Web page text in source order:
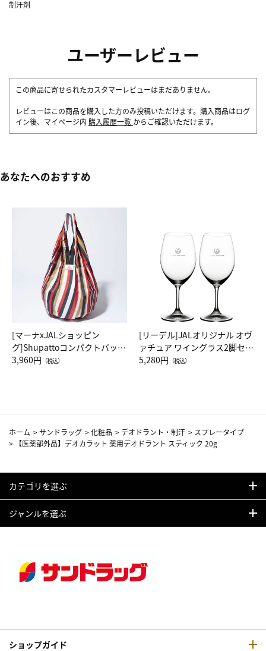
制汗剤
ユーザーレビュー
この商品に寄せられたカスタマーレビューはまだありません。
レビューはこの商品を購入した方のみ投稿いただけます。購入商品はログ
イン後、マイページ内 購入履歴一覧 からご確認いただけます。
あなたへのおすすめ
[マーナxJALショッピン
グ]Shupattoコンパクトバッグ
Drop JAL客室乗務員（LC）ス
3,960円 （税込）
[リーデル]JALオリジナル オヴ
ァチュア ワイングラス2脚セッ
ト（レッドワイン）
5,280円 （税込）
ホーム >サンドラッグ >化粧品 > デオドラント・制汗 > スプレータイプ
>
【医薬部外品】デオカラット 薬用デオドラント スティック 20g
カテゴリを選ぶ
ジャンルを選ぶ
ショップガイド